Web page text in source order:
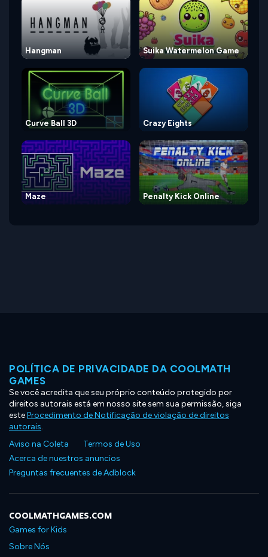
Hangman Suika Watermelon Game
Curve Ball 3D Crazy Eights
Maze Penalty Kick Online
POLÍTICA DE PRIVACIDADE DA COOLMATH
GAMES
Se você acredita que seu próprio conteúdo protegido por
direitos autorais está em nosso site sem sua permissão, siga
esteProcedimento de Notificação de violação de direitos
autorais.
Aviso na Coleta
Termos de Uso
Acerca de nuestros anuncios
Preguntas frecuentes de Adblock
COOLMATHGAMES.COM
Games for Kids
Sobre Nós